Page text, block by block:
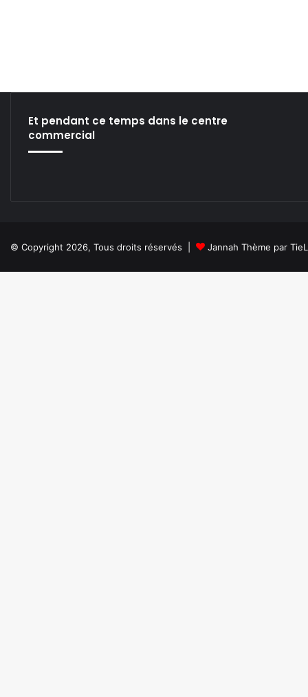
Et pendant ce temps dans le centre
commercial
© Copyright 2026, Tous droits réservés | Jannah Thème par